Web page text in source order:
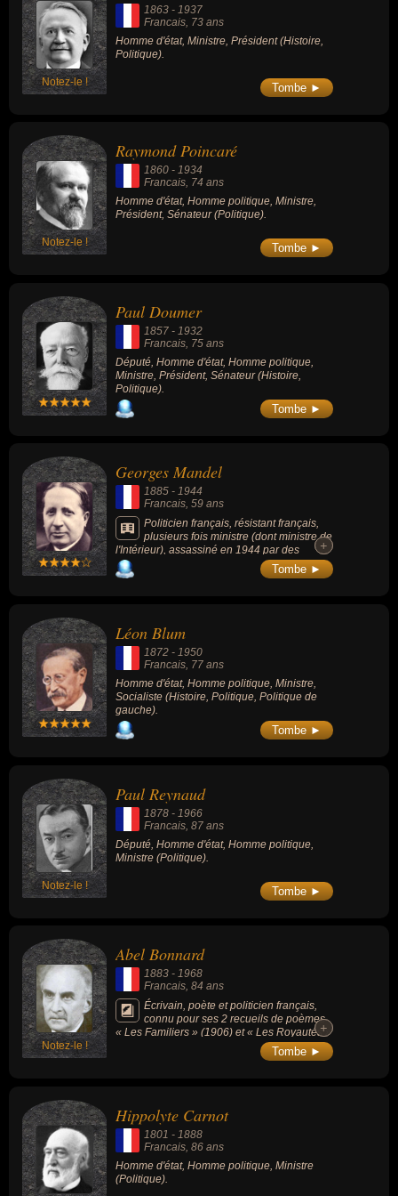
Notez-le !
1863 - 1937
Francais, 73 ans
Homme d'état, Ministre, Président (Histoire,
Politique).
Tombe ►
Notez-le !
Raymond Poincaré
1860 - 1934
Francais, 74 ans
Homme d'état, Homme politique, Ministre,
Président, Sénateur (Politique).
Tombe ►
Paul Doumer
1857 - 1932
Francais, 75 ans
Député, Homme d'état, Homme politique,
Ministre, Président, Sénateur (Histoire,
Politique).
Tombe ►
Georges Mandel
1885 - 1944
Francais, 59 ans
Politicien français, résistant français,
plusieurs fois ministre (dont ministre de
l'Intérieur), assassiné en 1944 par des
miliciens dans la France occupée.
+
+
Tombe ►
Léon Blum
1872 - 1950
Francais, 77 ans
Homme d'état, Homme politique, Ministre,
Socialiste (Histoire, Politique, Politique de
gauche).
Tombe ►
Notez-le !
Paul Reynaud
1878 - 1966
Francais , 87 ans
Député, Homme d'état, Homme politique,
Ministre (Politique).
Tombe ►
Notez-le !
Abel Bonnard
1883 - 1968
Francais, 84 ans
Écrivain, poète et politicien français,
connu pour ses 2 recueils de poèmes
« Les Familiers » (1906) et « Les Royautés »
(1908), il devient une figure des milieux
mondains grâce à sa réputation d'homme
aux « Modérés » (1936). Élu à l'Académie
française en 1932, il évolue vers le fascisme
dans les années 1930, devient artisan d'un
rapprochement franco-allemand, et durant la
Seconde Guerre mondiale, devient une
figure de la collaboration avec l'occupant
+
+
Tombe ►
Hippolyte Carnot
1801 - 1888
Francais , 86 ans
Homme d'état, Homme politique, Ministre
(Politique).